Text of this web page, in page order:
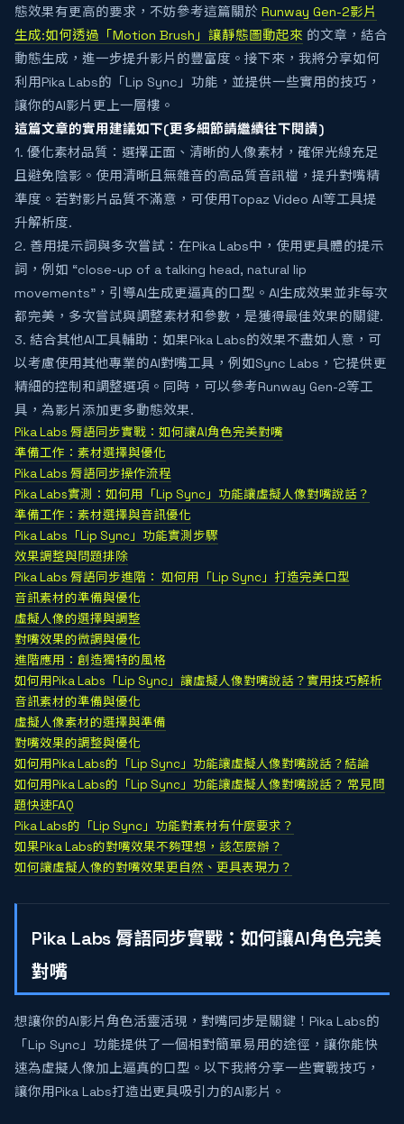
態效果有更高的要求，不妨參考這篇關於 Runway Gen-2影片
生成:如何透過「Motion Brush」讓靜態圖動起來 的文章，結合
動態生成，進一步提升影片的豐富度。接下來，我將分享如何
利用Pika Labs的「Lip Sync」功能，並提供一些實用的技巧，
讓你的AI影片更上一層樓。
這篇文章的實用建議如下(更多細節請繼續往下閱讀)
1. 優化素材品質：選擇正面、清晰的人像素材，確保光線充足
且避免陰影。使用清晰且無雜音的高品質音訊檔，提升對嘴精
準度。若對影片品質不滿意，可使用Topaz Video AI等工具提
升解析度.
2. 善用提示詞與多次嘗試：在Pika Labs中，使用更具體的提示
詞，例如 “close-up of a talking head, natural lip
movements”，引導AI生成更逼真的口型。AI生成效果並非每次
都完美，多次嘗試與調整素材和參數，是獲得最佳效果的關鍵.
3. 結合其他AI工具輔助：如果Pika Labs的效果不盡如人意，可
以考慮使用其他專業的AI對嘴工具，例如Sync Labs，它提供更
精細的控制和調整選項。同時，可以參考Runway Gen-2等工
具，為影片添加更多動態效果.
Pika Labs 脣語同步實戰：如何讓AI角色完美對嘴
準備工作：素材選擇與優化
Pika Labs 脣語同步操作流程
Pika Labs實測：如何用「Lip Sync」功能讓虛擬人像對嘴說話？
準備工作：素材選擇與音訊優化
Pika Labs「Lip Sync」功能實測步驟
效果調整與問題排除
Pika Labs 脣語同步進階： 如何用「Lip Sync」打造完美口型
音訊素材的準備與優化
虛擬人像的選擇與調整
對嘴效果的微調與優化
進階應用：創造獨特的風格
如何用Pika Labs「Lip Sync」讓虛擬人像對嘴說話？實用技巧解析
音訊素材的準備與優化
虛擬人像素材的選擇與準備
對嘴效果的調整與優化
如何用Pika Labs的「Lip Sync」功能讓虛擬人像對嘴說話？結論
如何用Pika Labs的「Lip Sync」功能讓虛擬人像對嘴說話？ 常見問
題快速FAQ
Pika Labs的「Lip Sync」功能對素材有什麼要求？
如果Pika Labs的對嘴效果不夠理想，該怎麼辦？
如何讓虛擬人像的對嘴效果更自然、更具表現力？
Pika Labs 脣語同步實戰：如何讓AI角色完美
對嘴
想讓你的AI影片角色活靈活現，對嘴同步是關鍵！Pika Labs的
「Lip Sync」功能提供了一個相對簡單易用的途徑，讓你能快
速為虛擬人像加上逼真的口型。以下我將分享一些實戰技巧，
讓你用Pika Labs打造出更具吸引力的AI影片。